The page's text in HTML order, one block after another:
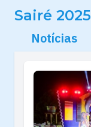
Sairé 2025
Notícias